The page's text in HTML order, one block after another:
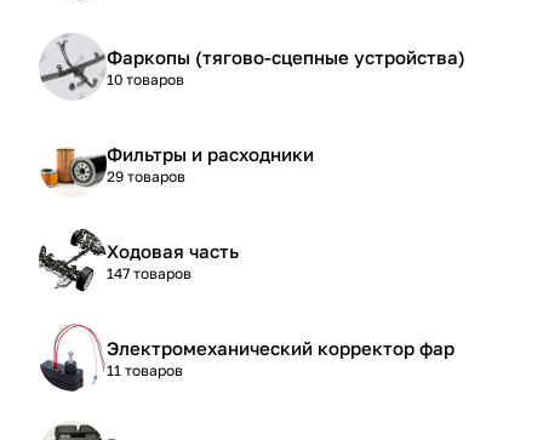
Фаркопы (тягово-сцепные устройства)
10 товаров
Фильтры и расходники
29 товаров
Ходовая часть
147 товаров
Электромеханический корректор фар
11 товаров